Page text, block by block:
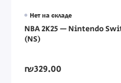
Нет на складе
NBA 2K25 — Nintendo
(NS)
₪329.00